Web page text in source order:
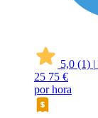
5,0 (1) |
25 75 €
por hora